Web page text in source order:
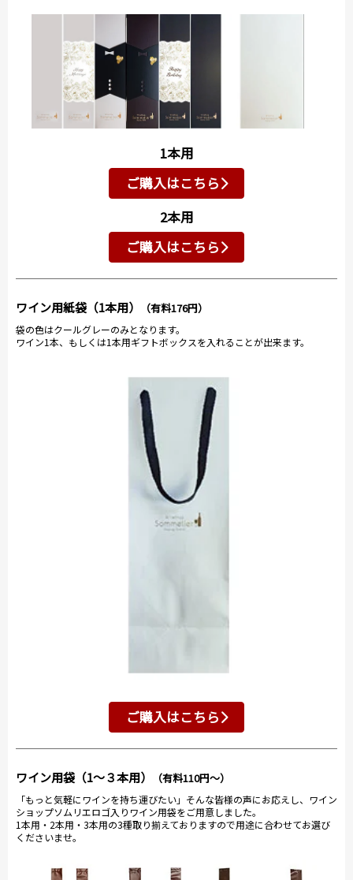
1本用
ご購入はこちら
2本用
ご購入はこちら
ワイン用紙袋（1本用） （有料176円）
袋の色はクールグレーのみとなります。
ワイン1本、もしくは1本用ギフトボックスを入れることが出来ます。
ご購入はこちら
ワイン用袋（1～３本用） （有料110円～）
「もっと気軽にワインを持ち運びたい」そんな皆様の声にお応えし、ワイン
ショップソムリエロゴ入りワイン用袋をご用意しました。
1本用・2本用・3本用の3種取り揃えておりますので用途に合わせてお選び
くださいませ。